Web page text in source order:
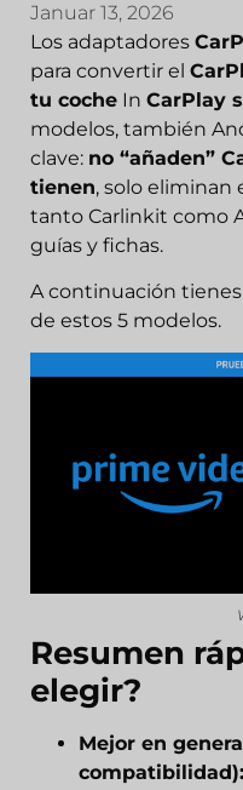
Januar 13, 2026
Los adaptadores
para convertir el
tu coche In CarPlay
modelos, también
clave: no “añaden”
tienen, solo eliminan
tanto Carlinkit como
guías y fichas.
A continuación
de estos 5 modelos.
Resumen
elegir?
Mejor en
compatibilidad):